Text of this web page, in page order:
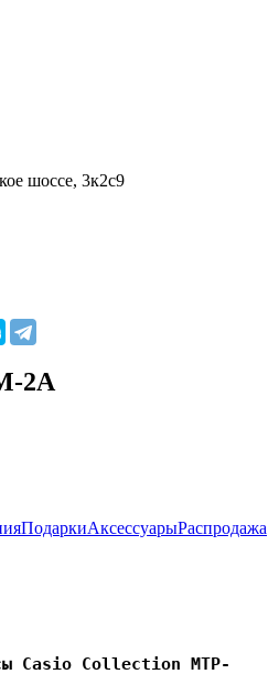
шоссе, 3к2с9
2A
ПодаркиАксессуарыРаспродажа
Casio Collection MTP-